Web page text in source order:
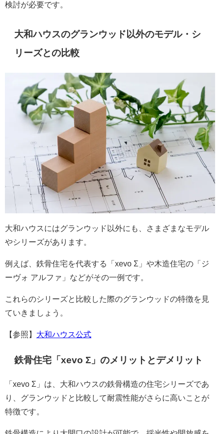
検討が必要です。
大和ハウスのグランウッド以外のモデル・シ
リーズとの比較
大和ハウスにはグランウッド以外にも、さまざまなモデル
やシリーズがあります。
例えば、鉄骨住宅を代表する「xevo Σ」や木造住宅の「ジ
ーヴォ アルファ」などがその一例です。
これらのシリーズと比較した際のグランウッドの特徴を見
ていきましょう。
【参照】 大和ハウス公式
鉄骨住宅「xevo Σ」のメリットとデメリット
「xevo Σ」は、大和ハウスの鉄骨構造の住宅シリーズであ
り、グランウッドと比較して耐震性能がさらに高いことが
特徴です。